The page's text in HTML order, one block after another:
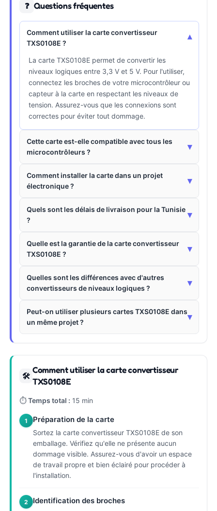
❓ Questions fréquentes
Comment utiliser la carte convertisseur
TXS0108E ?
▾
La carte TXS0108E permet de convertir les
niveaux logiques entre 3,3 V et 5 V. Pour l'utiliser,
connectez les broches de votre microcontrôleur ou
capteur à la carte en respectant les niveaux de
tension. Assurez-vous que les connexions sont
correctes pour éviter tout dommage.
Cette carte est-elle compatible avec tous les
microcontrôleurs ?
▾
Comment installer la carte dans un projet
électronique ?
▾
Quels sont les délais de livraison pour la Tunisie
?
▾
Quelle est la garantie de la carte convertisseur
TXS0108E ?
▾
Quelles sont les différences avec d'autres
convertisseurs de niveaux logiques ?
▾
Peut-on utiliser plusieurs cartes TXS0108E dans
un même projet ?
▾
🛠
Comment utiliser la carte convertisseur
TXS0108E
⏱Temps total : 15 min
1 Préparation de la carte
Sortez la carte convertisseur TXS0108E de son
emballage. Vérifiez qu'elle ne présente aucun
dommage visible. Assurez-vous d'avoir un espace
de travail propre et bien éclairé pour procéder à
l'installation.
2 Identification des broches